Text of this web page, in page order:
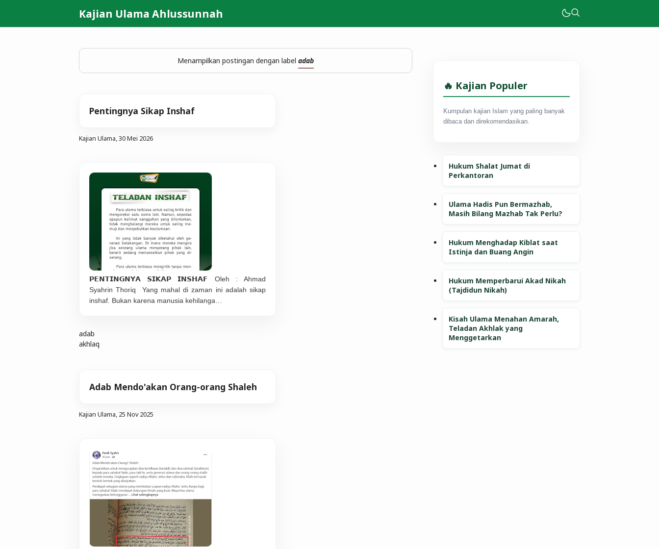
Kajian Ulama Ahlussunnah
Menampilkan postingan dengan label adab
Pentingnya Sikap Inshaf
Kajian Ulama,30 Mei 2026
𝗣𝗘𝗡𝗧𝗜𝗡𝗚𝗡𝗬𝗔 𝗦𝗜𝗞𝗔𝗣 𝗜𝗡𝗦𝗛𝗔𝗙 Oleh : Ahmad
Syahrin Thoriq Yang mahal di zaman ini adalah sikap
inshaf. Bukan karena manusia kehilanga…
adab
akhlaq
Adab Mendo'akan Orang-orang Shaleh
Kajian Ulama, 25 Nov 2025
🔥 Kajian Populer
Kumpulan kajian Islam yang paling banyak
dibaca dan direkomendasikan.
Hukum Shalat Jumat di
Perkantoran
Ulama Hadis Pun Bermazhab,
Masih Bilang Mazhab Tak Perlu?
Hukum Menghadap Kiblat saat
Istinja dan Buang Angin
Hukum Memperbarui Akad Nikah
(Tajdidun Nikah)
Kisah Ulama Menahan Amarah,
Teladan Akhlak yang
Menggetarkan